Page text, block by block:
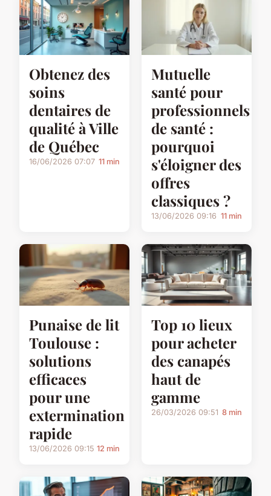
Obtenez des
soins
dentaires de
qualité à Ville
de Québec
16/06/2026 07:07 11 min
Mutuelle
santé pour
professionnels
de santé :
pourquoi
s'éloigner des
offres
classiques ?
13/06/2026 09:16 11 min
Punaise de lit
Toulouse :
solutions
efficaces
pour une
extermination
rapide
13/06/2026 09:15 12 min
Top 10 lieux
pour acheter
des canapés
haut de
gamme
26/03/2026 09:51 8 min